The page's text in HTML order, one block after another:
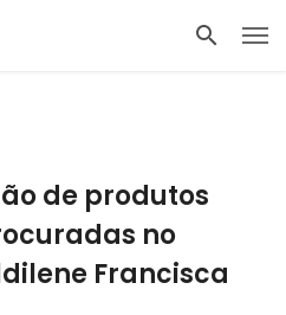
de produtos
no
Francisca